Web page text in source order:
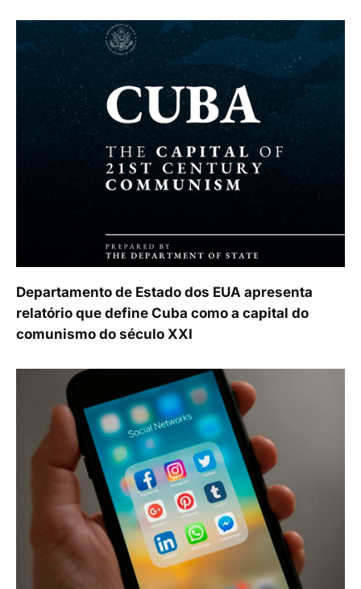
Departamento de Estado dos EUA apresenta
relatório que define Cuba como a capital do
comunismo do século XXI